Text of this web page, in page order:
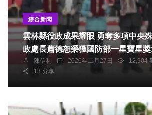
綜合新聞
雲林縣役政成果耀眼 勇奪多項中央
政處長蕭德恕榮獲國防部一星寶星獎
陳信利 2026年二月27日
12,904
13 分享